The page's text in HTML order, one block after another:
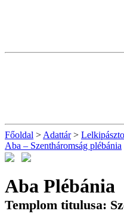
Főoldal > Adattár>
Aba – Szentháromság plébánia
Aba Plébánia
Templom titulusa: